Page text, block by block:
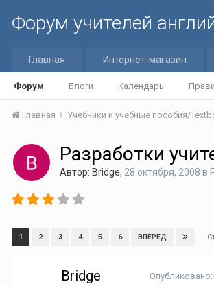
Форум учителей
Главная Интернет-магазин
Форум Блоги Календарь
Главная Учебники и учебные пособия/
Разработки
Автор: Bridge, 28 октября, 2008 в
1 2 3 4 5 6 ВПЕРЁД
Bridge Опубликовано: